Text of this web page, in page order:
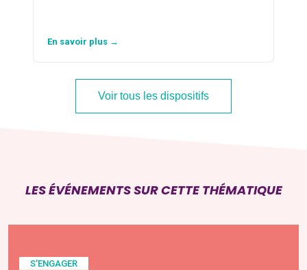
En savoir plus →
Voir tous les dispositifs
LES ÉVÉNEMENTS SUR CETTE THÉMATIQUE
S'ENGAGER